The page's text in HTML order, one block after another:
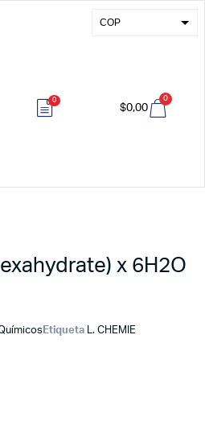
COP
0
$0,00
0
x 6H2O
Etiqueta L. CHEMIE